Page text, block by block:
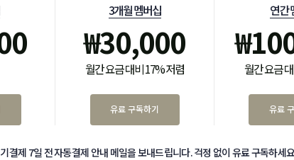
3개월 멤버십
₩30,000
월간 요금 대비 17% 저렴
유료 구독하기
연간
₩
월간 요금
유료
결제 7일 전 자동결제 안내 메일을 보내드립니다. 걱정 없이 유료 구독하세